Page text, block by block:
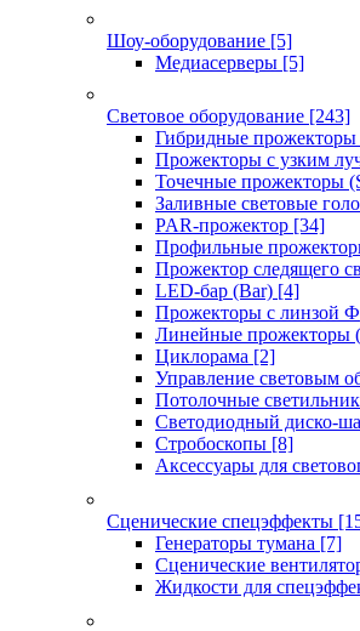
Шоу-оборудование [5]
Медиасерверы [5]
Световое оборудование [243]
Гибридные прожекторы
Прожекторы с узким
Точечные прожекторы
Заливные световые
PAR-прожектор [34]
Профильные
Прожектор следящего
LED-бар (Bar) [4]
Прожекторы с линзой
Линейные прожекторы
Циклорама [2]
Управление световым
Потолочные
Светодиодный диско-
Стробоскопы [8]
Аксессуары для
Сценические спецэффекты
Генераторы тумана [7]
Сценические
Жидкости для